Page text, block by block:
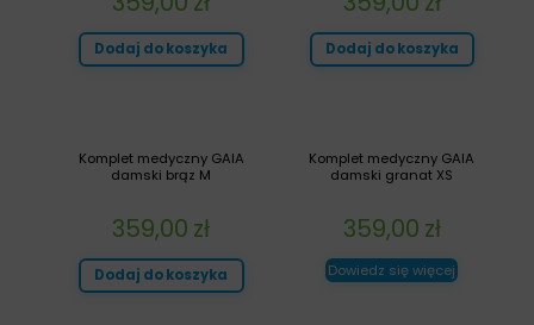
Dodaj do koszyka
Dodaj do koszyka
Komplet medyczny GAIA
damski granat XS
359,00 zł
Dowiedz się więcej
Komplet medyczny GAIA
damski brąz M
359,00 zł
Dodaj do koszyka